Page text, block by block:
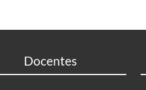
Docentes